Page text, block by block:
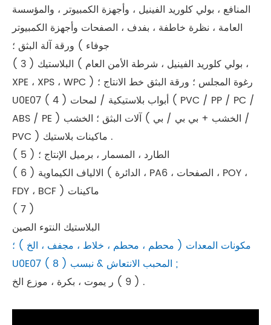
المنافع ، بولي كلوريد الفينيل ، وأجهزة الكمبيوتر ، والمؤسسة
العامة ، نظرة خاطفة ، بفدف ، الصفحات وأجهزة الكمبيوتر
جوفاء ) ورقة آلة البثق ؛
( 3 ) البلاستيك ( بولي كلوريد الفينيل ، شرطة الأمن العام ،
XPE ، XPS ، WPC ) رغوة المجلس ؛ ورقة البثق خط الانتاج ؛
U0E07 ( 4 ) أبواب بلاستيكية / لمحات ( PVC / PP / PC /
ABS / PE ) آلات البثق ؛ الخشب ( الخشب + بي بي / بي /
PVC ) ماكينات بلاستيك .
( 5 ) الطارد ، المسمار ، برميل الإنتاج ؛
( 6 ) الالياف الكيماوية ( الدائرة ، PA6 ، الصفحات ، POY ،
FDY ، BCF ) ماكينات
( 7 )
البلاستيك النتوء الصين
مكونات المعدات ( محطم ، محطم ، خلاط ، مجفف ، الخ ) ؛
U0E07 ( 8 ) المحبب الانتعاش & نبسب ;
( 9 ) ر يموت ، بكرة ، موزع الخ .